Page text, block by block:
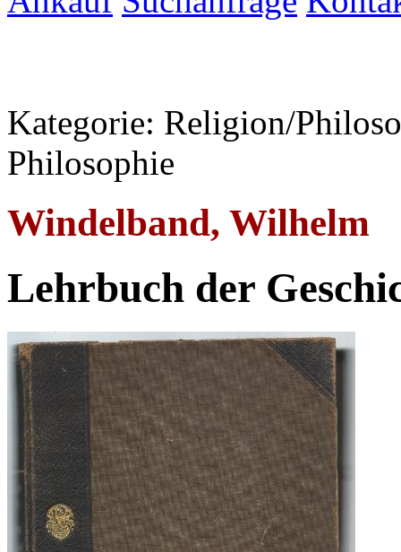
Kategorie: Religion/
Philosophie
Windelband, Wilhelm
Lehrbuch der